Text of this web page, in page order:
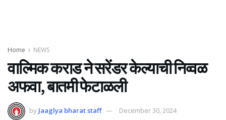
Home NEWS
वाल्मिक कराड ने सरेंडर केल्याची निव्वळ
अफवा, बातमी फेटाळली
by Jaaglya bharat staff
December 30, 2024